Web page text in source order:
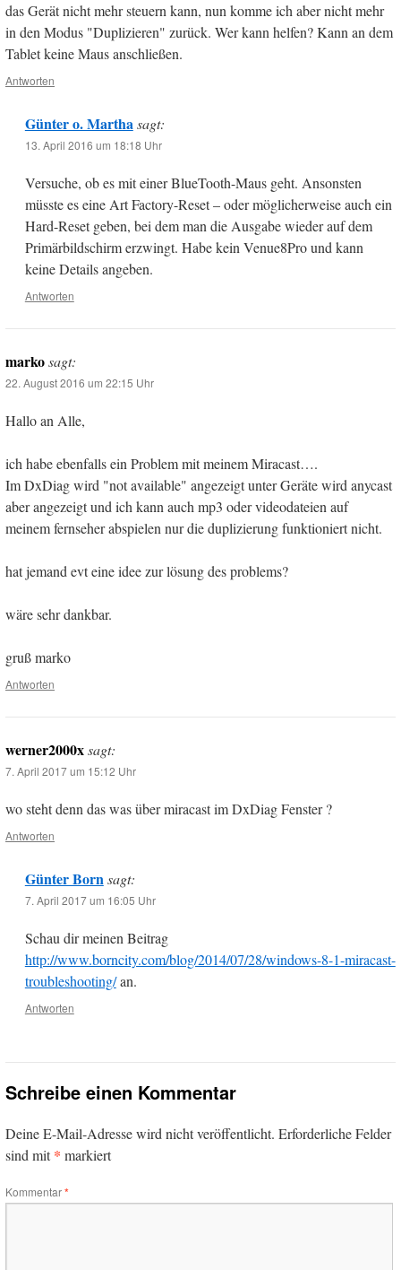
das Gerät nicht mehr steuern kann, nun komme ich aber nicht mehr
in den Modus "Duplizieren" zurück. Wer kann helfen? Kann an dem
Tablet keine Maus anschließen.
Antworten
Günter o. Martha sagt:
13. April 2016 um 18:18 Uhr
Versuche, ob es mit einer BlueTooth-Maus geht. Ansonsten
müsste es eine Art Factory-Reset – oder möglicherweise auch ein
Hard-Reset geben, bei dem man die Ausgabe wieder auf dem
Primärbildschirm erzwingt. Habe kein Venue8Pro und kann
keine Details angeben.
Antworten
markosagt:
22. August 2016 um 22:15 Uhr
Hallo an Alle,
ich habe ebenfalls ein Problem mit meinem Miracast….
Im DxDiag wird "not available" angezeigt unter Geräte wird anycast
aber angezeigt und ich kann auch mp3 oder videodateien auf
meinem fernseher abspielen nur die duplizierung funktioniert nicht.
hat jemand evt eine idee zur lösung des problems?
wäre sehr dankbar.
gruß marko
Antworten
werner2000xsagt:
7. April 2017 um 15:12 Uhr
wo steht denn das was über miracast im DxDiag Fenster ?
Antworten
Günter Born sagt:
7. April 2017 um 16:05 Uhr
Schau dir meinen Beitrag
http://www.borncity.com/blog/2014/07/28/windows-8-1-miracast-
troubleshooting/an.
Antworten
Schreibe einen Kommentar
Deine E-Mail-Adresse wird nicht veröffentlicht. Erforderliche Felder
sind mit* markiert
Kommentar*